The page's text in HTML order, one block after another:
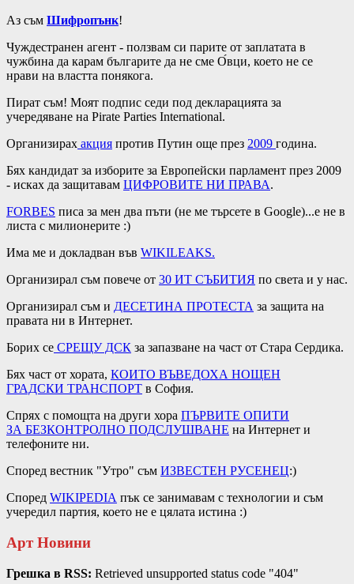
Аз съм Шифропънк!
Чуждестранен агент - ползвам си парите от заплатата в
чужбина да карам българите да не сме О́вци, което не се
нрави на властта понякога.
Пират съм! Моят подпис седи под декларацията за
учередяване на Pirate Parties International.
Организирах акция против Путин още през 2009 година.
Бях кандидат за изборите за Европейски парламент през 2009
- исках да защитавам ЦИФРОВИТЕ НИ ПРАВА.
FORBES писа за мен два пъти (не ме търсете в Google)...е не в
листа с милионерите :)
Има ме и докладван във WIKILEAKS.
Организирал съм повече от 30 ИТ СЪБИТИЯ по света и у нас.
Организирал съм и ДЕСЕТИНА ПРОТЕСТА за защита на
правата ни в Интернет.
Борих се СРЕЩУ ДСК за запазване на част от Стара Сердика.
Бях част от хората, КОИТО ВЪВЕДОХА НОЩЕН
ГРАДСКИ ТРАНСПОРТ в София.
Спрях с помощта на други хора ПЪРВИТЕ ОПИТИ
ЗА БЕЗКОНТРОЛНО ПОДСЛУШВАНЕ на Интернет и
телефоните ни.
Според вестник "Утро" съм ИЗВЕСТЕН РУСЕНЕЦ:)
Според WIKIPEDIA пък се занимавам с технологии и съм
учередил партия, което не е цялата истина :)
Арт Новини
Грешка в RSS: Retrieved unsupported status code "404"